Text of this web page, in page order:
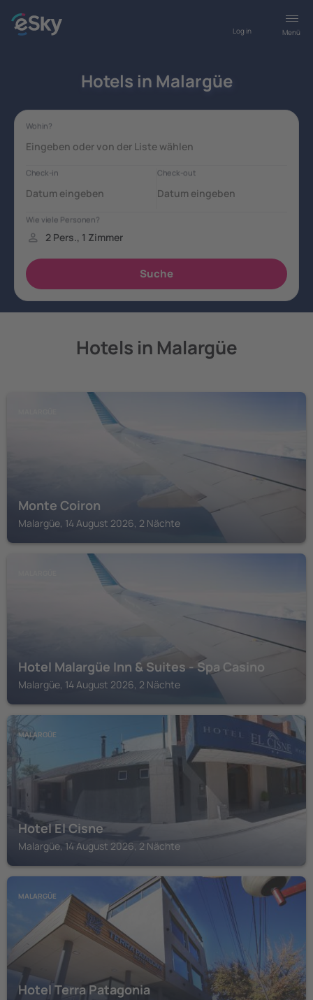
Menü
Log in
Hotels in Malargüe
Hotels in Malargüe
Monte Coiron
Malargüe, 14 August 2026, 2 Nächte
Hotel Malargüe Inn & Suites - Spa Casino
Malargüe, 14 August 2026, 2 Nächte
MALARGÜE
Hotel El Cisne
Malargüe, 14 August 2026, 2 Nächte
MALARGÜE
Hotel Terra Patagonia